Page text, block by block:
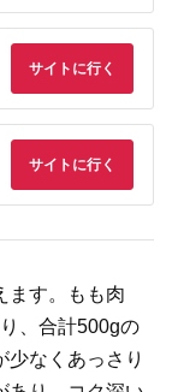
サイトに行く
サイトに行く
ます。もも肉
、合計500gの
なくあっさり